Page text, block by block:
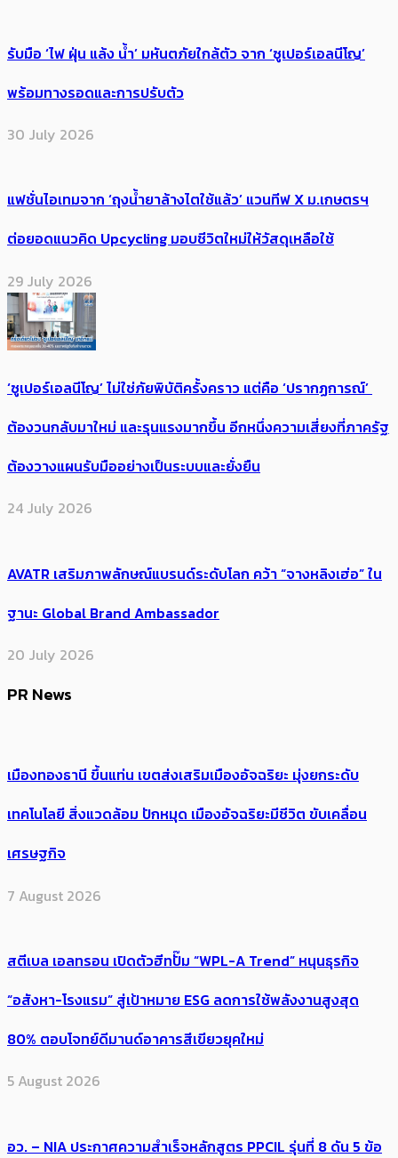
รับมือ ‘ไฟ ฝุ่น แล้ง น้ำ’ มหันตภัยใกล้ตัว จาก ‘ซูเปอร์เอลนีโญ’
พร้อมทางรอดและการปรับตัว
30 July 2026
แฟชั่นไอเทมจาก ‘ถุงน้ำยาล้างไตใช้แล้ว’ แวนทีฟ X ม.เกษตรฯ
ต่อยอดแนวคิด Upcycling มอบชีวิตใหม่ให้วัสดุเหลือใช้
29 July 2026
‘ซูเปอร์เอลนีโญ’ ไม่ใช่ภัยพิบัติครั้งคราว แต่คือ ‘ปรากฏการณ์’ ​
ต้อง​วนกลับมาใหม่ และรุนแรงมากขึ้น อีกหนึ่งความเสี่ยงที่ภาครัฐ
ต้องวางแผนรับมืออย่างเป็นระบบและยั่งยืน
24 July 2026
AVATR เสริมภาพลักษณ์แบรนด์ระดับโลก คว้า “จางหลิงเฮ่อ” ใน
ฐานะ Global Brand Ambassador
20 July 2026
PR News
เมืองทองธานี ขึ้นแท่น เขตส่งเสริมเมืองอัจฉริยะ มุ่งยกระดับ
เทคโนโลยี สิ่งแวดล้อม ปักหมุด เมืองอัจฉริยะมีชีวิต ขับเคลื่อน
เศรษฐกิจ
7 August 2026
สตีเบล เอลทรอน เปิดตัวฮีทปั๊ม “WPL-A Trend” หนุนธุรกิจ
“อสังหา-โรงแรม” สู่เป้าหมาย ESG ลดการใช้พลังงานสูงสุด
80% ตอบโจทย์ดีมานด์อาคารสีเขียวยุคใหม่
5 August 2026
อว. – NIA ประกาศความสำเร็จหลักสูตร PPCIL รุ่นที่ 8 ดัน 5 ข้อ